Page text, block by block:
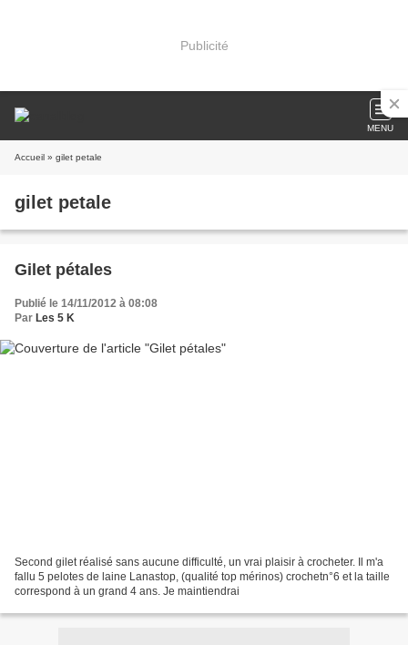
Publicité
MENU
Accueil » gilet petale
gilet petale
Gilet pétales
Publié le 14/11/2012 à 08:08
Par Les 5 K
Second gilet réalisé sans aucune difficulté, un vrai plaisir à crocheter. Il m'a
fallu 5 pelotes de laine Lanastop, (qualité top mérinos) crochetn°6 et la taille
correspond à un grand 4 ans. Je maintiendrai